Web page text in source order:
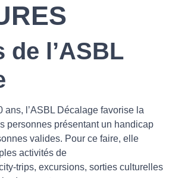
de l’ASBL
ans, l’ASBL Décalage favorise la
personnes présentant un handicap
valides. Pour ce faire, elle
activités de
trips, excursions, sorties culturelles